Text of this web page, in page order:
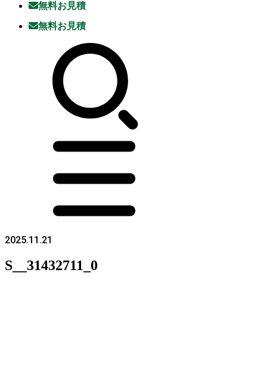
無料お見積
無料お見積
2025.11.21
S__31432711_0